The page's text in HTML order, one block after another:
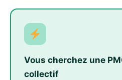
Vous cherchez une
collectif